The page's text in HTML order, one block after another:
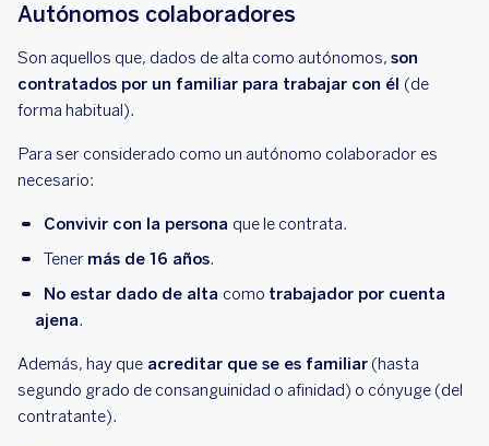
Autónomos colaboradores
Son aquellos que, dados de alta como autónomos, son
contratados por un familiar para trabajar con él (de
forma habitual).
Para ser considerado como un autónomo colaborador es
necesario:
Convivir con la persona que le contrata.
Tener más de 16 años.
No estar dado de alta como trabajador por cuenta
ajena.
Además, hay que acreditar que se es familiar (hasta
segundo grado de consanguinidad o afinidad) o cónyuge (del
contratante).